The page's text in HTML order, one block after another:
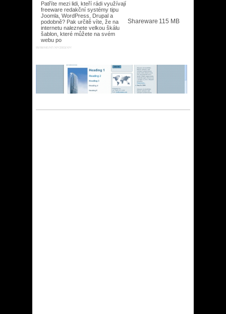
Patříte mezi lidi, kteří rádi využívají
freeware redakční systémy tipu
Joomla, WordPress, Drupal a
podobně? Pak určitě víte, že na
internetu naleznete velkou škálu
šablon, které můžete na svém
webu po
95/98/ME/NT/XP/2003/XP/
Shareware 115 MB